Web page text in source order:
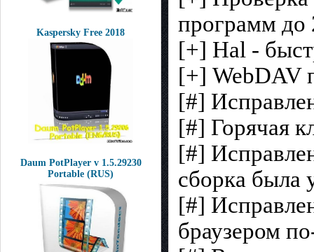
Kaspersky Free 2018
Daum PotPlayer v 1.5.29230
Portable (RUS)
программ до
[+] Hal -
[+] WebDAV
[#]
[#] Горячая
[#]
сборка была
[#]
браузером